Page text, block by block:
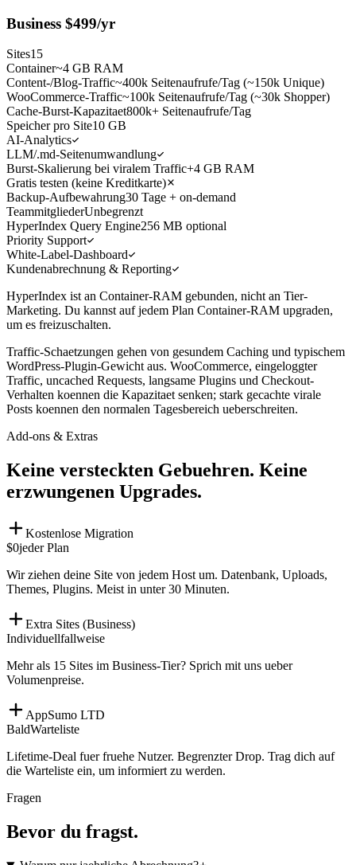
Business $499/yr
Sites15
Container~4 GB RAM
Content-/Blog-Traffic~400k Seitenaufrufe/Tag (~150k Unique)
WooCommerce-Traffic~100k Seitenaufrufe/Tag (~30k Shopper)
Cache-Burst-Kapazitaet800k+ Seitenaufrufe/Tag
Speicher pro Site10 GB
AI-Analytics
LLM/.md-Seitenumwandlung
Burst-Skalierung bei viralem Traffic+4 GB RAM
Gratis testen (keine Kreditkarte)
Backup-Aufbewahrung30 Tage + on-demand
TeammitgliederUnbegrenzt
HyperIndex Query Engine256 MB optional
Priority Support
White-Label-Dashboard
Kundenabrechnung & Reporting
HyperIndex ist an Container-RAM gebunden, nicht an Tier-
Marketing. Du kannst auf jedem Plan Container-RAM upgraden,
um es freizuschalten.
Traffic-Schaetzungen gehen von gesundem Caching und typischem
WordPress-Plugin-Gewicht aus. WooCommerce, eingeloggter
Traffic, uncached Requests, langsame Plugins und Checkout-
Verhalten koennen die Kapazitaet senken; stark gecachte virale
Posts koennen den normalen Tagesbereich ueberschreiten.
Add-ons & Extras
Keine versteckten Gebuehren. Keine
erzwungenen Upgrades.
Kostenlose Migration
$0jeder Plan
Wir ziehen deine Site von jedem Host um. Datenbank, Uploads,
Themes, Plugins. Meist in unter 30 Minuten.
Extra Sites (Business)
Individuellfallweise
Mehr als 15 Sites im Business-Tier? Sprich mit uns ueber
Volumenpreise.
AppSumo LTD
BaldWarteliste
Lifetime-Deal fuer fruehe Nutzer. Begrenzter Drop. Trag dich auf
die Warteliste ein, um informiert zu werden.
Fragen
Bevor du fragst.